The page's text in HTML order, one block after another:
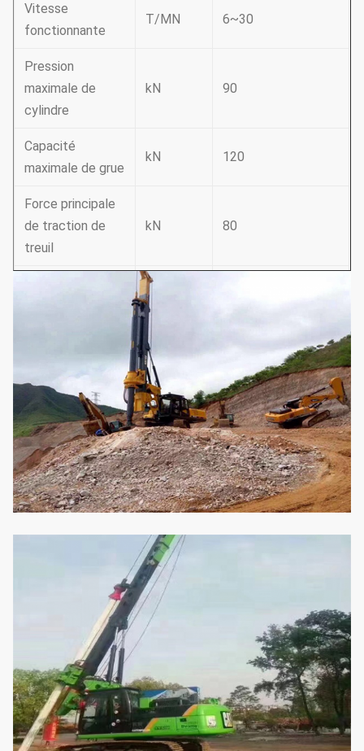
Vitesse
fonctionnante
T/MN 6~30
Pression
maximale de
cylindre
kN 90
Capacité
maximale de grue
kN 120
Force principale
de traction de
treuil
kN 80
m/min
Force auxiliaire
de traction de
treuil
kN 50
Vitesse auxiliaire
de treuil
m/min 40
Course maximale
millimètre 3500
°
râtelage en avant
°
Pression de
système
MPA 34,3
Pression pilote MPA 3,9